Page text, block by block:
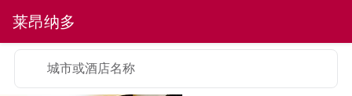
莱昂纳多
城市或酒店名称